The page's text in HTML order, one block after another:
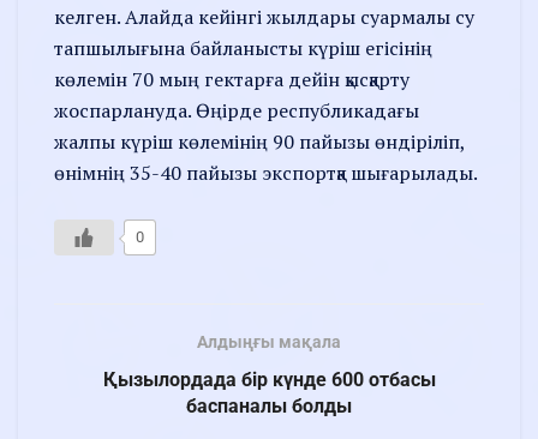
келген. Алайда кейінгі жылдары суармалы су
тапшылығына байланысты күріш егісінің
көлемін 70 мың гектарға дейін қысқарту
жоспарлануда. Өңірде республикадағы
жалпы күріш көлемінің 90 пайызы өндіріліп,
өнімнің 35-40 пайызы экспортқа шығарылады.
0
Алдыңғы мақала
Қызылордада бір күнде 600 отбасы
баспаналы болды